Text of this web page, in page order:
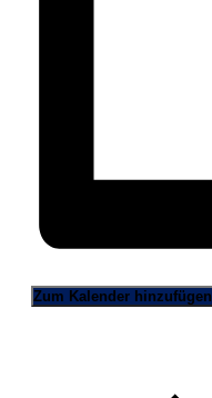
Zum Kalender hinzufügen